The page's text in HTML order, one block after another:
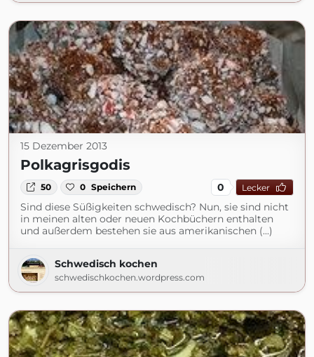
15 Dezember 2013
Polkagrisgodis
50 0 Speichern 0 Lecker
Sind diese Süßigkeiten schwedisch? Nun, sie sind nicht
in meinen alten oder neuen Kochbüchern enthalten
und außerdem bestehen sie aus amerikanischen (...)
Schwedisch kochen
schwedischkochen.wordpress.com